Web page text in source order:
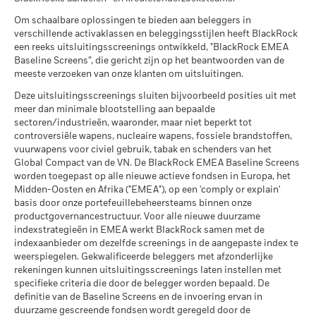
Beperkende benchmark 1 (%)
End of interactive chart.
2021 2022 2023 2024 2025
(%) HKD
10,1 8,6 9,7
Beperkende
benchmark 1
(%) USD
13,6 11,5 13,5
Het rendement is weergegeven na aftrek van de lopende
kosten. Instap-/uitstapvergoedingen worden niet in
aanmerking genomen bij de berekening.
De getoonde cijfers hebben betrekking op de prestaties in het
verleden.In het verleden behaalde resultaten vormen geen
betrouwbare indicator voor toekomstige resultaten. Markten
kunnen zich in de toekomst heel anders ontwikkelen. Het kan
u helpen om te beoordelen hoe het fonds in het verleden
werd beheerd
Gemiddeld rendement per jaar
Gematigd
Wat u kunt terugkrijgen na aftrek van
Gemiddeld rendement per jaar
Gunstig
Wat u kunt terugkrijgen na aftrek van
Het stressscenario laat zien wat u zou kunnen terugkrijgen in
extreme marktomstandigheden.
Wereldwijde classificatie van
fondsen door Lipper
per 17/jul/2026
Mixed Asset USD Flexible -
MSCI Gewogen Gemiddelde
Koolstofintensiteit (ton CO2-
per 17/jul/2026
87,16
MSCI ESG % Dekking
per 17/jul/2026
MSCI ESG-kwaliteitsscore –
Percentiel peer
per 17/jul/2026
Fondsen in peergroup
per 17/jul/2026
MSCI Gewogen Gemiddelde
Koolstofintensiteit % Dekking
per 17/jul/2026
85,12
Alle data komen van MSCI ESG Fund Ratings per
per 30/jun/2026
MSCI – Overtreders van
Global Compact van de VN
per 30/jun/2026
0,00%
MSCI – Ketelkool
per 30/jun/2026
0,00%
MSCI – Oliezand
per 30/jun/2026
Betrokkenheid van
bedrijfsleven Dekking
per 30/jun/2026
Percentage niet-gedekt
Fonds
per 30/jun/2026
8,09%
De blootstellingen van BlackRock inzake betrokkenheid van
Om schaalbare oplossingen te bieden aan beleggers in
verschillende activaklassen en beleggingsstijlen heeft BlackRock
een reeks uitsluitingsscreenings ontwikkeld, "BlackRock EMEA
Baseline Screens”, die gericht zijn op het beantwoorden van de
meeste verzoeken van onze klanten om uitsluitingen.
Deze uitsluitingsscreenings sluiten bijvoorbeeld posities uit met
meer dan minimale blootstelling aan bepaalde
sectoren/industrieën, waaronder, maar niet beperkt tot
controversiële wapens, nucleaire wapens, fossiele brandstoffen,
vuurwapens voor civiel gebruik, tabak en schenders van het
Global Compact van de VN. De BlackRock EMEA Baseline Screens
worden toegepast op alle nieuwe actieve fondsen in Europa, het
Midden-Oosten en Afrika ("EMEA"), op een 'comply or explain'
basis door onze portefeuillebeheersteams binnen onze
productgovernancestructuur. Voor alle nieuwe duurzame
indexstrategieën in EMEA werkt BlackRock samen met de
indexaanbieder om dezelfde screenings in de aangepaste index te
weerspiegelen. Gekwalificeerde beleggers met afzonderlijke
rekeningen kunnen uitsluitingsscreenings laten instellen met
specifieke criteria die door de belegger worden bepaald. De
definitie van de Baseline Screens en de invoering ervan in
duurzame gescreende fondsen wordt geregeld door de